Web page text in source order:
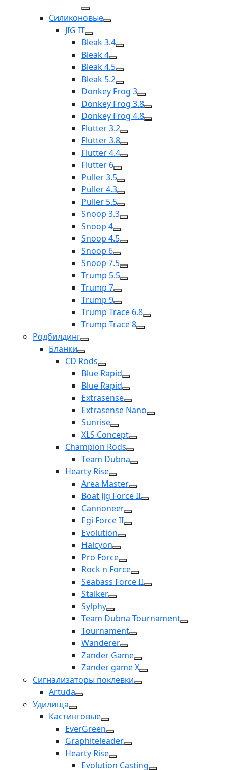
Силиконовые
JIG IT
Bleak 3.4
Bleak 4
Bleak 4.5
Bleak 5.2
Donkey Frog 3
Donkey Frog 3.8
Donkey Frog 4.8
Flutter 3.2
Flutter 3.8
Flutter 4.4
Flutter 6
Puller 3.5
Puller 4.3
Puller 5.5
Snoop 3.3
Snoop 4
Snoop 4.5
Snoop 6
Snoop 7.5
Trump 5.5
Trump 7
Trump 9
Trump Trace 6.8
Trump Trace 8
Родбилдинг
Бланки
CD Rods
Blue Rapid
Blue Rapid
Extrasense
Extrasense Nano
Sunrise
XLS Concept
Champion Rods
Team Dubna
Hearty Rise
Area Master
Boat Jig Force II
Cannoneer
Egi Force II
Evolution
Halcyon
Pro Force
Rock n Force
Seabass Force II
Stalker
Sylphy
Team Dubna Tournament
Tournament
Wanderer
Zander Game
Zander game X
Сигнализаторы поклевки
Artuda
Удилища
Кастинговые
EverGreen
Graphiteleader
Hearty Rise
Evolution Casting